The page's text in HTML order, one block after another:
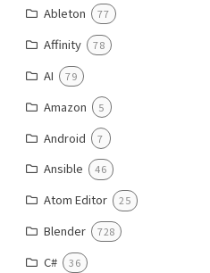
Ableton 77
Affinity 78
AI 79
Amazon 5
Android 7
Ansible 46
Atom Editor 25
Blender 728
C# 36